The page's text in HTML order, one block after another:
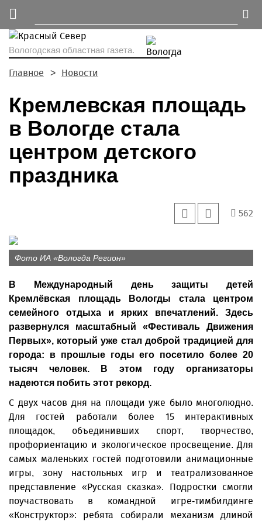
Вологодская областная газета.
Главное Новости
Кремлевская площадь
в Вологде стала
центром детского
праздника
562
Фото ИА «Вологда Регион»
В Международный день защиты детей
Кремлёвская площадь Вологды стала центром
семейного отдыха и ярких впечатлений. Здесь
развернулся масштабный «Фестиваль Движения
Первых», который уже стал доброй традицией для
города: в прошлые годы его посетило более 20
тысяч человек. В этом году организаторы
надеются побить этот рекорд.
С двух часов дня на площади уже было многолюдно.
Для гостей работали более 15 интерактивных
площадок, объединивших спорт, творчество,
профориентацию и экологическое просвещение. Для
самых маленьких гостей подготовили анимационные
игры, зону настольных игр и театрализованное
представление «Русская сказка». Подростки смогли
поучаствовать в командной игре-тимбилдинге
«Конструктор»: ребята собирали механизм длиной